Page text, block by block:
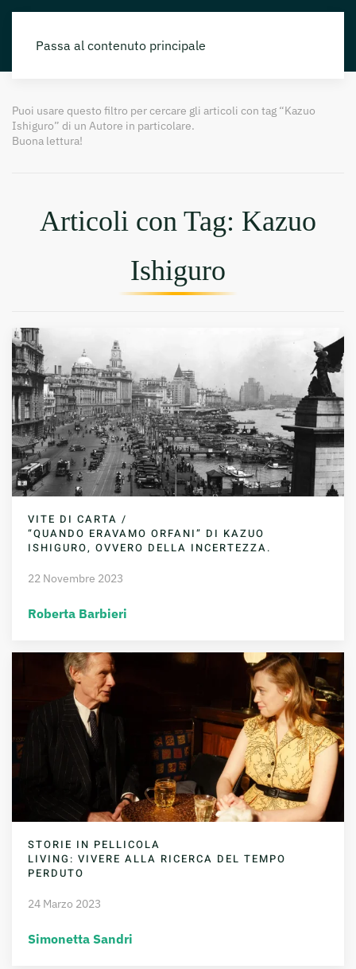
Passa al contenuto principale
Puoi usare questo filtro per cercare gli articoli con tag “Kazuo
Ishiguro” di un Autore in particolare.
Buona lettura!
Articoli con Tag: Kazuo
Ishiguro
VITE DI CARTA /
“QUANDO ERAVAMO ORFANI” DI KAZUO
ISHIGURO, OVVERO DELLA INCERTEZZA.
22 Novembre 2023
Roberta Barbieri
STORIE IN PELLICOLA
LIVING: VIVERE ALLA RICERCA DEL TEMPO
PERDUTO
24 Marzo 2023
Simonetta Sandri